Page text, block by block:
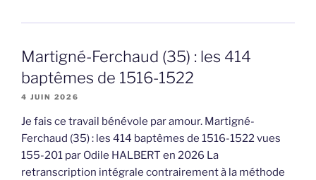
Martigné-Ferchaud (35) : les 414
baptêmes de 1516-1522
4 JUIN 2026
Je fais ce travail bénévole par amour. Martigné-
Ferchaud (35) : les 414 baptêmes de 1516-1522 vues
155-201 par Odile HALBERT en 2026 La
retranscription intégrale contrairement à la méthode